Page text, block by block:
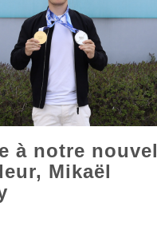
à notre nouvel
Mikaël